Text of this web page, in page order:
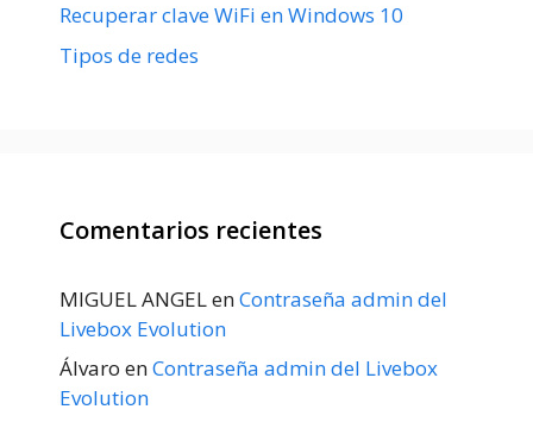
Recuperar clave WiFi en Windows 10
Tipos de redes
Comentarios recientes
MIGUEL ANGELenContraseña admin del
Livebox Evolution
Álvaro enContraseña admin del Livebox
Evolution